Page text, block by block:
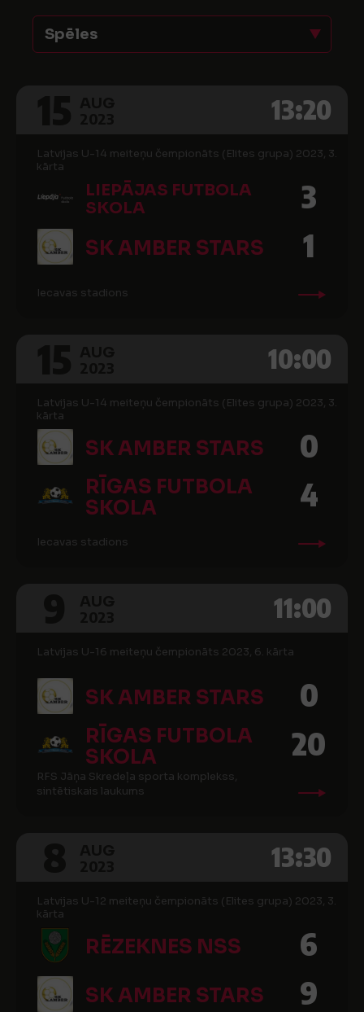
Spēles
13:20
Latvijas U-14 meiteņu čempionāts (Elites grupa) 2023, 3.
kārta
LIEPĀJAS FUTBOLA
SKOLA
3
SK AMBER STARS 1
Iecavas stadions
10:00
Latvijas U-14 meiteņu čempionāts (Elites grupa) 2023, 3.
kārta
SK AMBER STARS 0
RĪGAS FUTBOLA
SKOLA
4
Iecavas stadions
11:00
Latvijas U-16 meiteņu čempionāts 2023, 6. kārta
SK AMBER STARS 0
RĪGAS FUTBOLA
SKOLA
20
RFS Jāņa Skredeļa sporta komplekss,
sintētiskais laukums
13:30
Latvijas U-12 meiteņu čempionāts (Elites grupa) 2023, 3.
kārta
RĒZEKNES NSS 6
SK AMBER STARS 9